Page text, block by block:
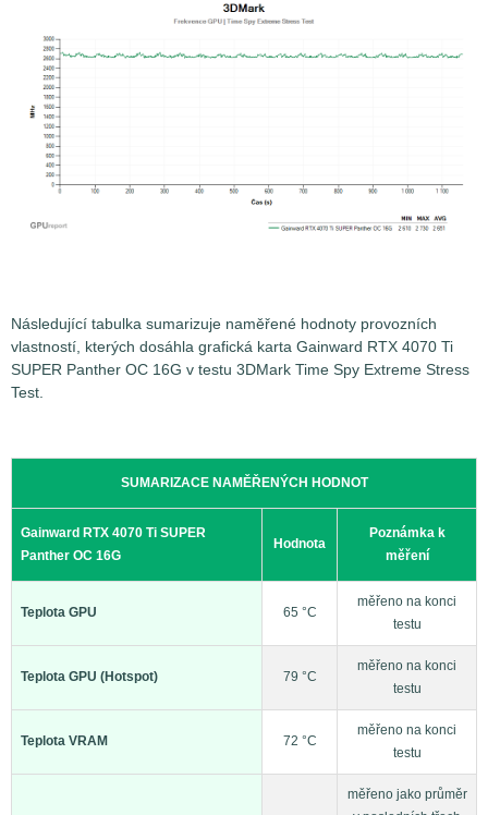
Následující tabulka sumarizuje naměřené hodnoty provozních
vlastností, kterých dosáhla grafická karta Gainward RTX 4070 Ti
SUPER Panther OC 16G v testu 3DMark Time Spy Extreme Stress
Test.
SUMARIZACE NAMĚŘENÝCH HODNOT
Gainward RTX 4070 Ti SUPER
Panther OC 16G
Hodnota
Poznámka k
měření
Teplota GPU 65 °C
měřeno na konci
testu
Teplota GPU (Hotspot) 79 °C
měřeno na konci
testu
Teplota VRAM 72 °C
měřeno na konci
testu
měřeno jako průměr